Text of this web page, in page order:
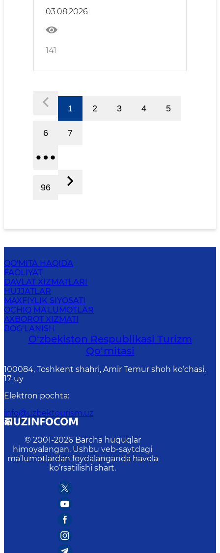
03.08.2026
141
1 2 3 4 5
6 7
96
QO'MITA HAQIDA
FAOLIYAT
DAVLAT XIZMATLARI
HUJJATLAR
MAXFIYLIK SIYOSATI
OCHIQ MA'LUMOTLAR
AXBOROT XIZMATI
BOG‘LANISH
O‘zbekiston Respublikasi Turizm
Qo‘mitasi
100084, Toshkent shahri, Amir Temur shoh ko‘chasi,
17-uy
Elektron pochta:
info@uzbektourism.uz
© 2001-2026 Barcha huquqlar
himoyalangan. Ushbu veb-saytdagi
ma’lumotlardan foydalanganda havola
ko‘rsatilishi shart.